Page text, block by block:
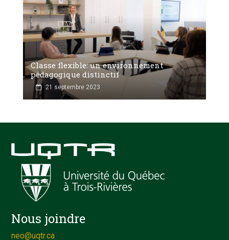
Classe flexible: un environnement
pédagogique distinctif
21 septembre 2023
Nous joindre
neo@uqtr.ca